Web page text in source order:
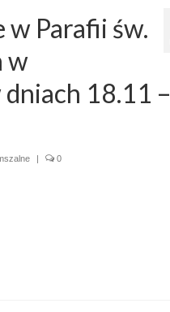
w Parafii św.
w
18.11 –
| 0